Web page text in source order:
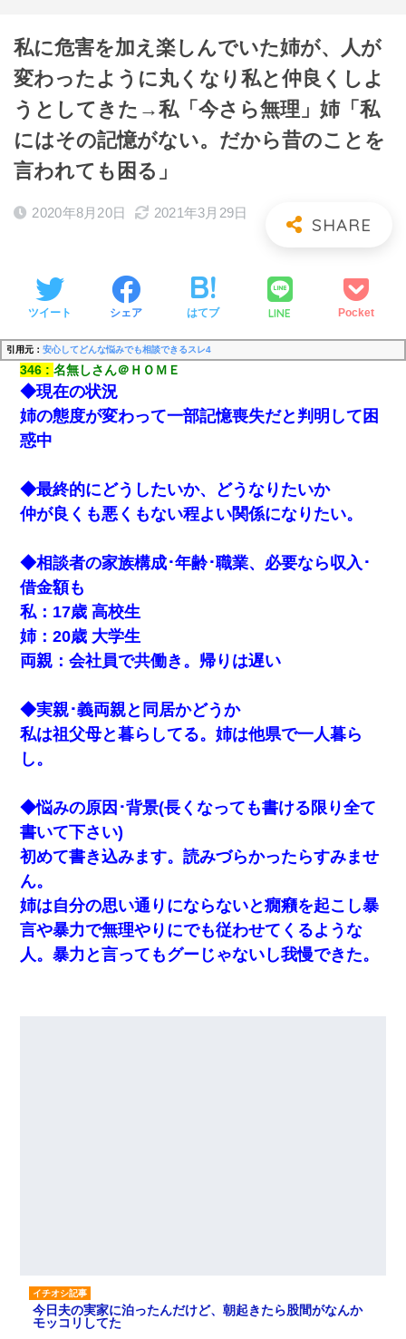
私に危害を加え楽しんでいた姉が、人が
変わったように丸くなり私と仲良くしよ
うとしてきた→私「今さら無理」姉「私
にはその記憶がない。だから昔のことを
言われても困る」
2020年8月20日 2021年3月29日
ツイート シェア はてブ LINE Pocket
引用元： 安心してどんな悩みでも相談できるスレ4
346 名無しさん＠ＨＯＭＥ
◆現在の状況
姉の態度が変わって一部記憶喪失だと判明して困
惑中
◆最終的にどうしたいか、どうなりたいか
仲が良くも悪くもない程よい関係になりたい。
◆相談者の家族構成･年齢･職業、必要なら収入･
借金額も
私：17歳 高校生
姉：20歳 大学生
両親：会社員で共働き。帰りは遅い
◆実親･義両親と同居かどうか
私は祖父母と暮らしてる。姉は他県で一人暮ら
し。
◆悩みの原因･背景(長くなっても書ける限り全て
書いて下さい)
初めて書き込みます。読みづらかったらすみませ
ん。
姉は自分の思い通りにならないと癇癪を起こし暴
言や暴力で無理やりにでも従わせてくるような
人。暴力と言ってもグーじゃないし我慢できた。
今日夫の実家に泊ったんだけど、朝起きたら股間がなんか
モッコリしてた